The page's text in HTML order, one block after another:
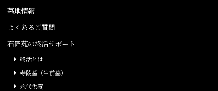
墓地情報
よくあるご質問
石匠苑の終活サポート
終活とは
寿陵墓（生前墓）
永代供養